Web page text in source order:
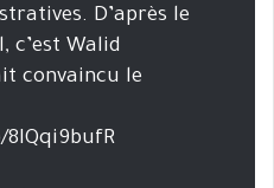
D’après le
c’est Walid
convaincu le